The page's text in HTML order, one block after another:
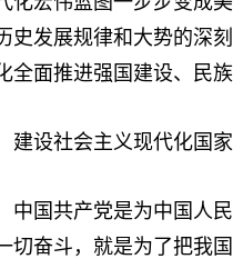
史发展规律和大势的深
全面推进强国建设、民
设社会主义现代化国家
国共产党是为中国人民
切奋斗，就是为了把我